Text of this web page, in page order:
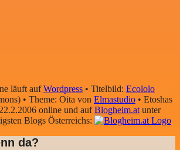
läuft aufWordpress • Titelbild: Ecololo
• Theme: Oita von Elmastudio • Etoshas
online und aufBlogheim.at unter
Blogs Österreichs:
da?